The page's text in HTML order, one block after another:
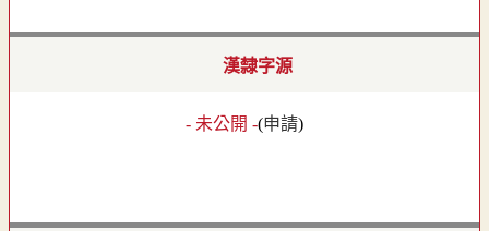
漢隸字源
- 未公開 -(申請)